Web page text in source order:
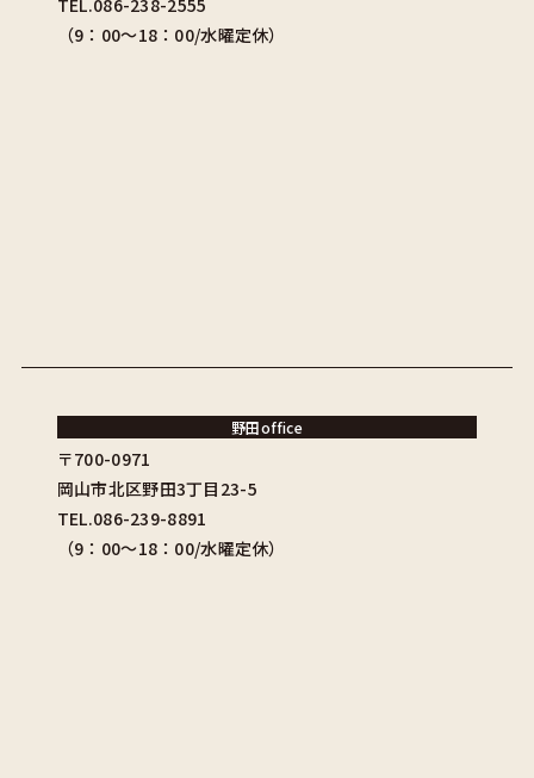
TEL.086-238-2555
（9：00〜18：00/水曜定休）
野田office
〒700-0971
岡山市北区野田3丁目23-5
TEL.086-239-8891
（9：00〜18：00/水曜定休）